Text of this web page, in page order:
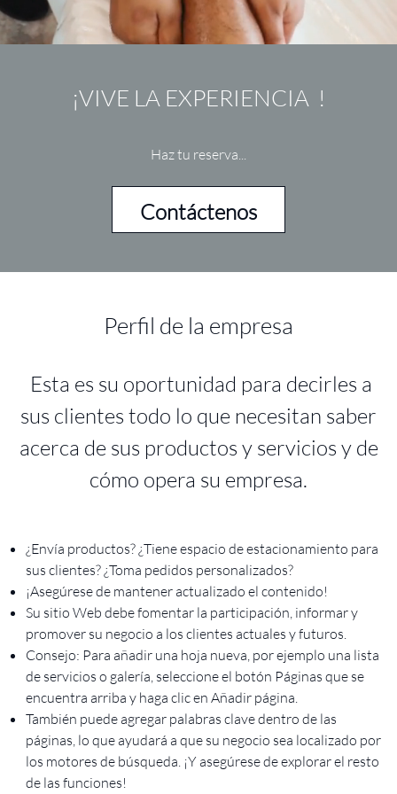
¡VIVE LA EXPERIENCIA !
Haz tu reserva...
Contáctenos
Perfil de la empresa
Esta es su oportunidad para decirles a
sus clientes todo lo que necesitan saber
acerca de sus productos y servicios y de
cómo opera su empresa.
¿Envía productos? ¿Tiene espacio de estacionamiento para
sus clientes? ¿Toma pedidos personalizados?
¡Asegúrese de mantener actualizado el contenido!
Su sitio Web debe fomentar la participación, informar y
promover su negocio a los clientes actuales y futuros.
Consejo: Para añadir una hoja nueva, por ejemplo una lista
de servicios o galería, seleccione el botón Páginas que se
encuentra arriba y haga clic en Añadir página.
También puede agregar palabras clave dentro de las
páginas, lo que ayudará a que su negocio sea localizado por
los motores de búsqueda. ¡Y asegúrese de explorar el resto
de las funciones!